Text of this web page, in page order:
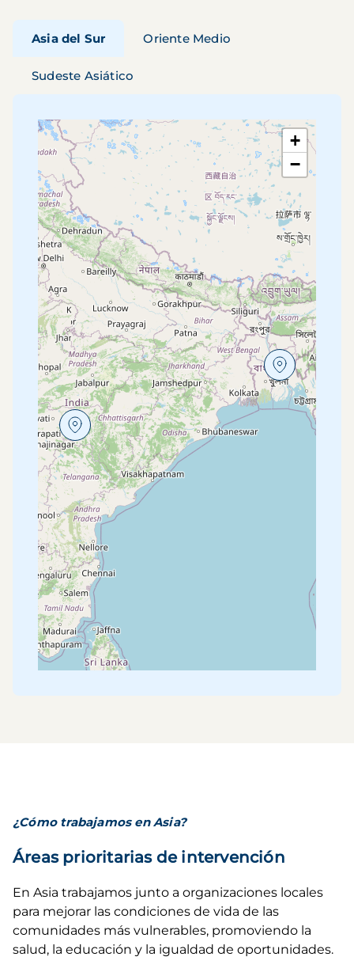
Asia del Sur Oriente Medio
Sudeste Asiático
+
−
¿Cómo trabajamos en Asia?
Áreas prioritarias de intervención
En Asia trabajamos junto a organizaciones locales
para mejorar las condiciones de vida de las
comunidades más vulnerables, promoviendo la
salud, la educación y la igualdad de oportunidades.